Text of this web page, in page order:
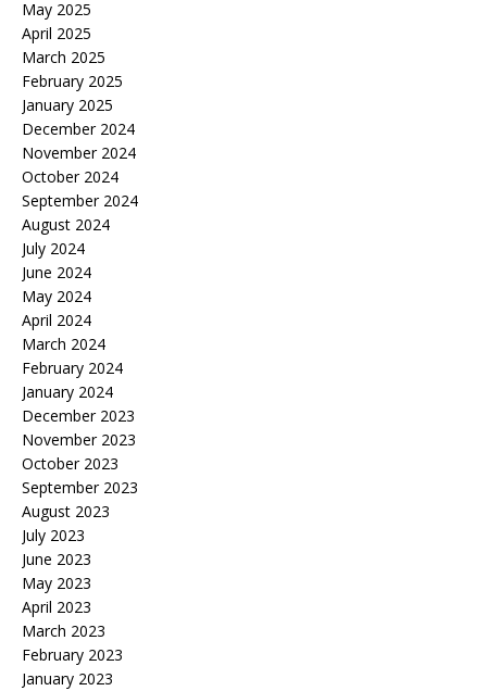
May 2025
April 2025
March 2025
February 2025
January 2025
December 2024
November 2024
October 2024
September 2024
August 2024
July 2024
June 2024
May 2024
April 2024
March 2024
February 2024
January 2024
December 2023
November 2023
October 2023
September 2023
August 2023
July 2023
June 2023
May 2023
April 2023
March 2023
February 2023
January 2023